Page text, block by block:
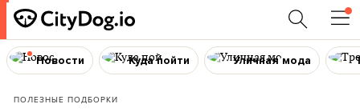
Новости Куда пойти Уличная мода
ПОЛЕЗНЫЕ ПОДБОРКИ